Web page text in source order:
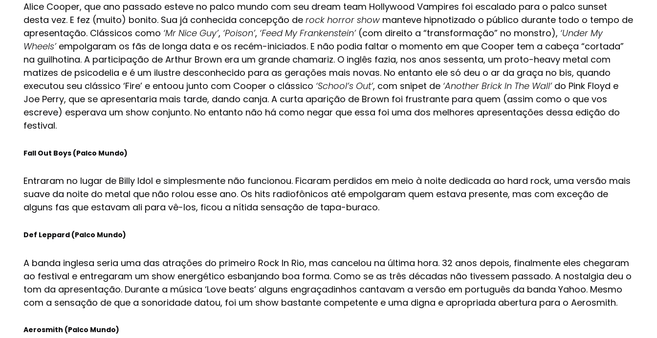
Alice Cooper, que ano passado esteve no palco mundo com seu dream team Hollywood Vampires foi escalado para o palco sunset
desta vez. E fez (muito) bonito. Sua já conhecida concepção de rock horror show manteve hipnotizado o público durante todo o tempo de
apresentação. Clássicos como ‘Mr Nice Guy’, ‘Poison’, ‘Feed My Frankenstein’(com direito a “transformação” no monstro), ‘Under My
Wheels’empolgaram os fãs de longa data e os recém-iniciados. E não podia faltar o momento em que Cooper tem a cabeça “cortada”
na guilhotina. A participação de Arthur Brown era um grande chamariz. O inglês fazia, nos anos sessenta, um proto-heavy metal com
matizes de psicodelia e é um ilustre desconhecido para as gerações mais novas. No entanto ele só deu o ar da graça no bis, quando
executou seu clássico ‘Fire’ e entoou junto com Cooper o clássico ‘School’s Out’, com snipet de ‘Another Brick In The Wall’do Pink Floyd e
Joe Perry, que se apresentaria mais tarde, dando canja. A curta aparição de Brown foi frustrante para quem (assim como o que vos
escreve) esperava um show conjunto. No entanto não há como negar que essa foi uma dos melhores apresentações dessa edição do
festival.
Fall Out Boys (Palco Mundo)
Entraram no lugar de Billy Idol e simplesmente não funcionou. Ficaram perdidos em meio à noite dedicada ao hard rock, uma versão mais
suave da noite do metal que não rolou esse ano. Os hits radiofônicos até empolgaram quem estava presente, mas com exceção de
alguns fas que estavam ali para vê-los, ficou a nítida sensação de tapa-buraco.
Def Leppard (Palco Mundo)
A banda inglesa seria uma das atrações do primeiro Rock In Rio, mas cancelou na última hora. 32 anos depois, finalmente eles chegaram
ao festival e entregaram um show energético esbanjando boa forma. Como se as três décadas não tivessem passado. A nostalgia deu o
tom da apresentação. Durante a música ‘Love beats’ alguns engraçadinhos cantavam a versão em português da banda Yahoo. Mesmo
com a sensação de que a sonoridade datou, foi um show bastante competente e uma digna e apropriada abertura para o Aerosmith.
Aerosmith (Palco Mundo)